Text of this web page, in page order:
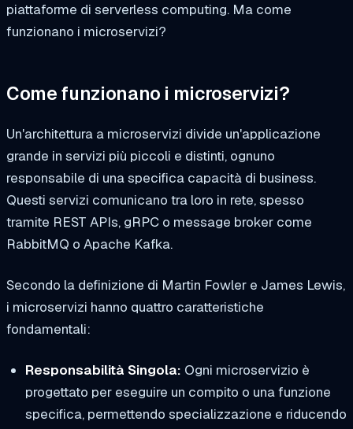
piattaforme di serverless computing. Ma come
funzionano i microservizi?
Come funzionano i microservizi?
Un'architettura a microservizi divide un'applicazione
grande in servizi più piccoli e distinti, ognuno
responsabile di una specifica capacità di business.
Questi servizi comunicano tra loro in rete, spesso
tramite REST APIs, gRPC o message broker come
RabbitMQ o Apache Kafka.
Secondo la definizione di Martin Fowler e James Lewis,
i microservizi hanno quattro caratteristiche
fondamentali:
Responsabilità Singola: Ogni microservizio è
progettato per eseguire un compito o una funzione
specifica, permettendo specializzazione e riducendo